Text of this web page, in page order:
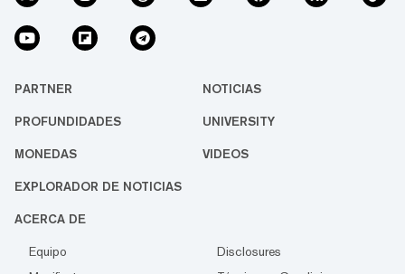
PARTNER NOTICIAS
PROFUNDIDADES UNIVERSITY
MONEDAS VIDEOS
EXPLORADOR DE NOTICIAS
ACERCA DE
Equipo
Disclosures